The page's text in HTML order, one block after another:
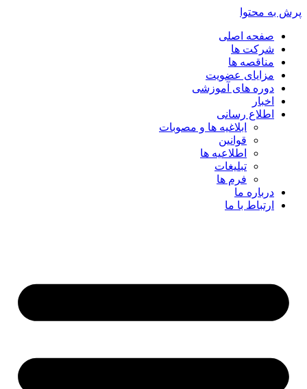
پرش به محتوا
صفحه اصلی
شرکت ها
مناقصه ها
مزایای عضویت
دوره های آموزشی
اخبار
اطلاع رسانی
ابلاغیه ها و مصوبات
قوانین
اطلاعیه ها
تبلیغات
فرم ها
درباره ما
ارتباط با ما